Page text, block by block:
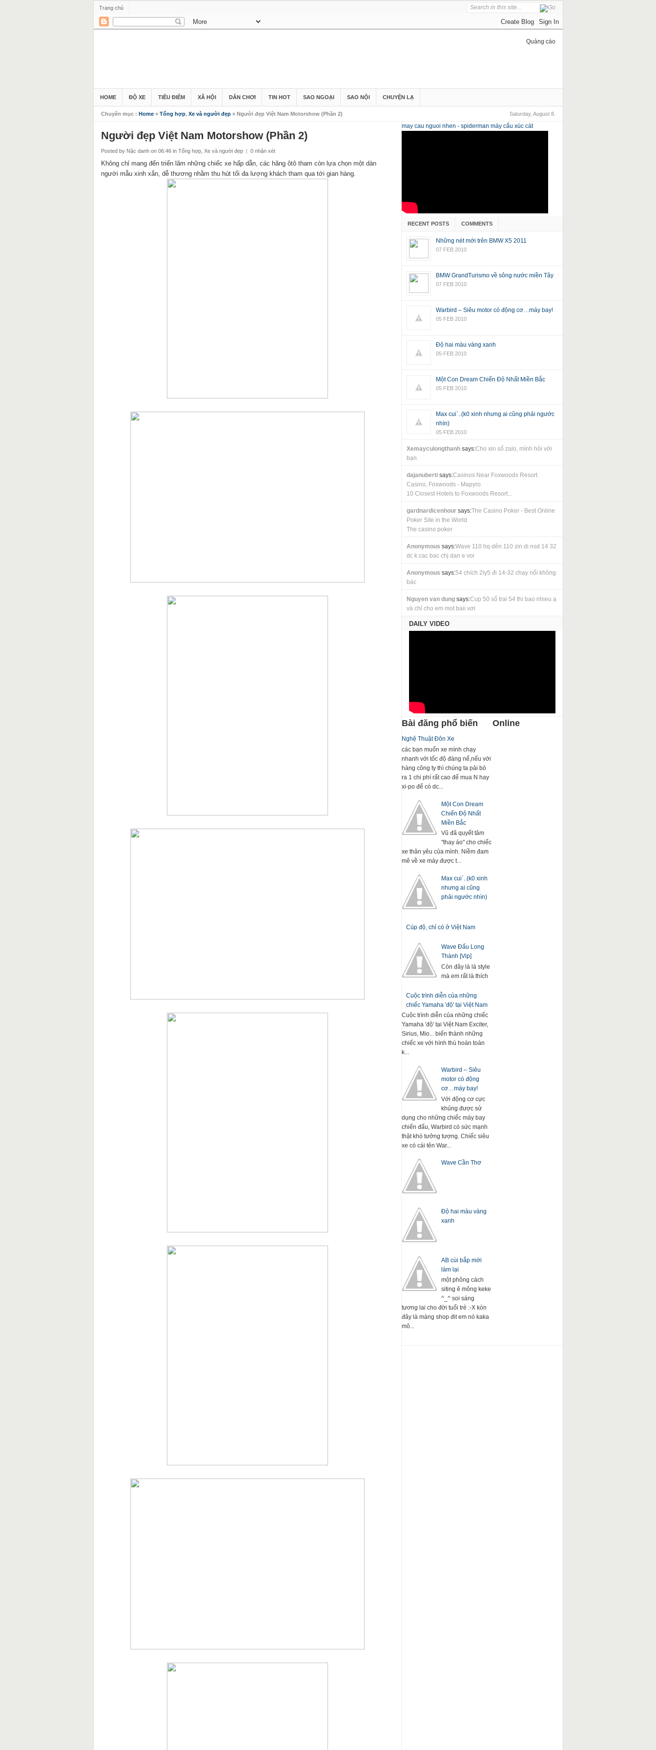
Trang chủ
Quảng cáo
HOME ĐỘ XE TIÊU ĐIỂM XÃ HỘI DÂN CHƠI TIN HOT SAO NGOẠI SAO NỘI CHUYỆN LẠ
Saturday, August 8.
Chuyên mục : Home» Tổng hợp, Xe và người đẹp» Người đẹp Việt Nam Motorshow (Phần 2)
Người đẹp Việt Nam Motorshow (Phần 2)
Posted by Nặc danh on 06:46 in Tổng hợp, Xe và người đẹp | 0 nhận xét
Không chỉ mang đến triển lãm những chiếc xe hấp dẫn, các hãng ôtô tham còn lựa chọn một dàn
người mẫu xinh xắn, dễ thương nhằm thu hút tối đa lượng khách tham qua tới gian hàng.
may cau nguoi nhen - spiderman máy cẩu xúc cát
RECENT POSTS COMMENTS
Những nét mới trên BMW X5 2011
07 FEB 2010
BMW GrandTurismo về sông nước miền Tây
07 FEB 2010
Warbird – Siêu motor có động cơ…máy bay!
05 FEB 2010
Độ hai màu vàng xanh
05 FEB 2010
Một Con Dream Chiến Độ Nhất Miền Bắc
05 FEB 2010
Max cui`..(k0 xinh nhưng ai cũng phải ngước
nhìn)
05 FEB 2010
Xemayculongthanhsays:Cho xin số zalo, mình hỏi với
bạn
dajanubertisays:Casinos Near Foxwoods Resort
Casino, Foxwoods - Mapyro
10 Closest Hotels to Foxwoods Resort...
gardnardicenhoursays:The Casino Poker - Best Online
Poker Site in the World
The casino poker
Anonymous says:Wave 110 hq dên 110 zin di nsd 14 32
dc k cac bac chj dan e voi
Anonymous says:54 chích 2ly5 đi 14-32 chạy nổi không
bác
Nguyen van dungsays:Cup 50 sổ trai 54 thi bao nhieu ạ
và chỉ cho em mot baii vơi
DAILY VIDEO
Bài đăng phổ biến
Nghệ Thuật Đôn Xe
các bạn muốn xe mình chạy
nhanh với tốc độ đáng nể,nếu với
hàng công ty thì chúng ta pải bỏ
ra 1 chi phí rất cao để mua N hay
xi-po để có dc...
Một Con Dream
Chiến Độ Nhất
Miền Bắc
Vũ đã quyết tâm
"thay áo" cho chiếc
xe thân yêu của mình. Niềm đam
mê về xe máy được t...
Max cui`..(k0 xinh
nhưng ai cũng
phải ngước nhìn)
Cúp độ, chỉ có ở Việt Nam
Wave Đấu Long
Thành [Vip]
Còn đây là là style
mà em rất là thích
Cuộc trình diễn của những
chiếc Yamaha 'độ' tại Việt Nam
Cuộc trình diễn của những chiếc
Yamaha 'độ' tại Việt Nam Exciter,
Sirius, Mio... biến thành những
chiếc xe với hình thù hoàn toàn
k...
Warbird – Siêu
motor có động
cơ…máy bay!
Với động cơ cực
khủng được sử
dụng cho những chiếc máy bay
chiến đấu, Warbird có sức mạnh
thật khó tưởng tượng. Chiếc siêu
xe có cái tên War...
Wave Cần Thơ
Độ hai màu vàng
xanh
AB cùi bắp mới
làm lại
một phông cách
siting ê mông keke
^_^ soi sáng
tương lai cho đời tuổi trẻ :-X kòn
đây là màng shop đit em nó kaka
mô...
Online